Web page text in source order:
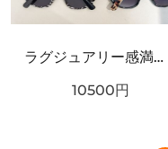
ラグジュアリー感満載 DOLCE＆GABBANA ドルチェ＆ガッバーナ コピー サングラス こだわり抜かれた逸品
10500円